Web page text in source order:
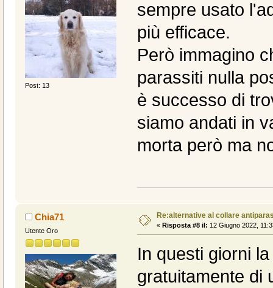
Post: 13
sempre usato
più efficace.
Però immagino
parassiti nulla
è successo di
siamo andati in
morta però ma
Chia71
Utente Oro
Re:alternative al collare
« Risposta #8 il: 12 Giugno 2022,
In questi giorni
gratuitamente di